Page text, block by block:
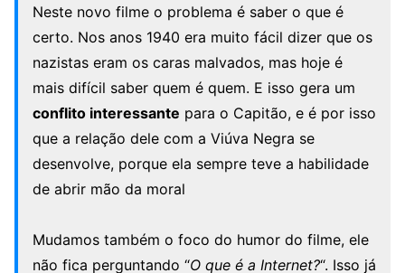
Neste novo filme o problema é saber o que é
certo. Nos anos 1940 era muito fácil dizer que os
nazistas eram os caras malvados, mas hoje é
mais difícil saber quem é quem. E isso gera um
conflito interessante para o Capitão, e é por isso
que a relação dele com a Viúva Negra se
desenvolve, porque ela sempre teve a habilidade
de abrir mão da moral
Mudamos também o foco do humor do filme, ele
não fica perguntando “O que é a Internet?“. Isso já